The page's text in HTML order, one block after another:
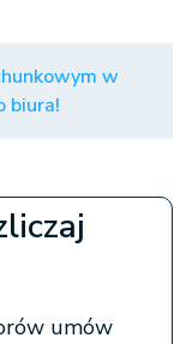
w
biura!
umów